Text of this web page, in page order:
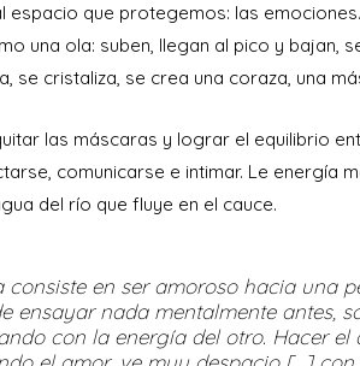
espacio que protegemos: las
una ola: suben, llegan al pico y bajan,
se cristaliza, se crea una coraza, una
las máscaras y lograr el equilibrio
comunicarse e intimar. Le energía
del río que fluye en el cauce.
consiste en ser amoroso hacia una
ensayar nada mentalmente antes,
con la energía del otro. Hacer el